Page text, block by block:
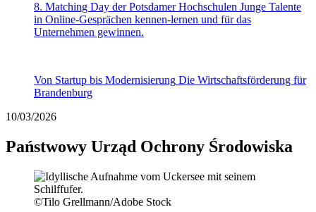
8. Matching Day der Potsdamer Hochschulen Junge Talente
in Online-Gesprächen kennen-lernen und für das
Unternehmen gewinnen.
Von Startup bis Modernisierung Die Wirtschaftsförderung für
Brandenburg
10/03/2026
Państwowy Urząd Ochrony Środowiska
©Tilo Grellmann/Adobe Stock